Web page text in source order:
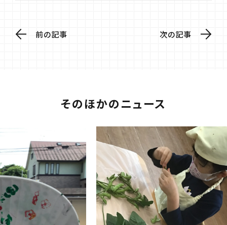
前の記事 次の記事
そのほかのニュース